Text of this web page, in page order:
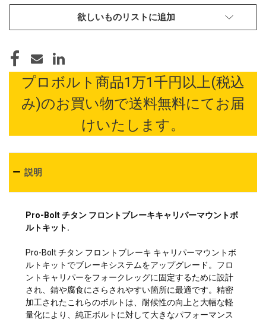
欲しいものリストに追加
プロボルト商品1万1千円以上(税込
み)のお買い物で送料無料にてお届
けいたします。
説明
Pro-Bolt チタン フロントブレーキキャリパーマウントボ
ルトキット.
Pro-Bolt チタン フロントブレーキ キャリパーマウントボ
ルトキットでブレーキシステムをアップグレード。フロ
ントキャリパーをフォークレッグに固定するために設計
され、錆や腐食にさらされやすい箇所に最適です。精密
加工されたこれらのボルトは、耐候性の向上と大幅な軽
量化により、純正ボルトに対して大きなパフォーマンス